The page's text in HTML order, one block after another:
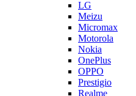
LG
Meizu
Micromax
Motorola
Nokia
OnePlus
OPPO
Prestigio
Realme